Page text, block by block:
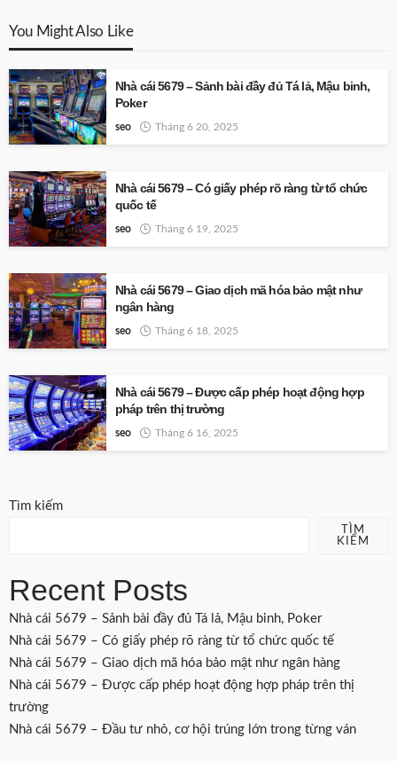
You Might Also Like
Nhà cái 5679 – Sảnh bài đầy đủ Tá lả, Mậu binh,
Poker
seo Tháng 6 20, 2025
Nhà cái 5679 – Có giấy phép rõ ràng từ tổ chức
quốc tế
seo Tháng 6 19, 2025
Nhà cái 5679 – Giao dịch mã hóa bảo mật như
ngân hàng
seo Tháng 6 18, 2025
Nhà cái 5679 – Được cấp phép hoạt động hợp
pháp trên thị trường
seo Tháng 6 16, 2025
Tìm kiếm
TÌM
KIẾM
Recent Posts
Nhà cái 5679 – Sảnh bài đầy đủ Tá lả, Mậu binh, Poker
Nhà cái 5679 – Có giấy phép rõ ràng từ tổ chức quốc tế
Nhà cái 5679 – Giao dịch mã hóa bảo mật như ngân hàng
Nhà cái 5679 – Được cấp phép hoạt động hợp pháp trên thị
trường
Nhà cái 5679 – Đầu tư nhỏ, cơ hội trúng lớn trong từng ván